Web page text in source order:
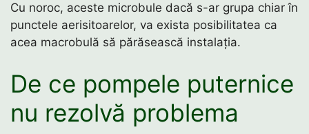
Cu noroc, aceste microbule dacă s-ar grupa chiar în
punctele aerisitoarelor, va exista posibilitatea ca
acea macrobulă să părăsească instalația.
De ce pompele puternice
nu rezolvă problema